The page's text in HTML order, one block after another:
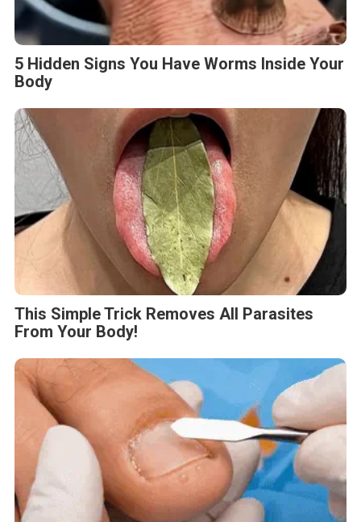
5 Hidden Signs You Have Worms Inside Your
Body
This Simple Trick Removes All Parasites
From Your Body!